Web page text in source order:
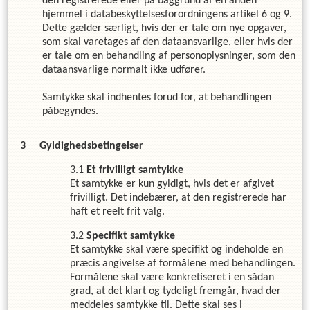
hjemmel i databeskyttelsesforordningens artikel 6 og 9.
Dette gælder særligt, hvis der er tale om nye opgaver,
som skal varetages af den dataansvarlige, eller hvis der
er tale om en behandling af personoplysninger, som den
dataansvarlige normalt ikke udfører.
Samtykke skal indhentes forud for, at behandlingen
påbegyndes.
Gyldighedsbetingelser
Et frivilligt samtykke
Et samtykke er kun gyldigt, hvis det er afgivet
frivilligt. Det indebærer, at den registrerede har
haft et reelt frit valg.
Specifikt samtykke
Et samtykke skal være specifikt og indeholde en
præcis angivelse af formålene med behandlingen.
Formålene skal være konkretiseret i en sådan
grad, at det klart og tydeligt fremgår, hvad der
meddeles samtykke til. Dette skal ses i